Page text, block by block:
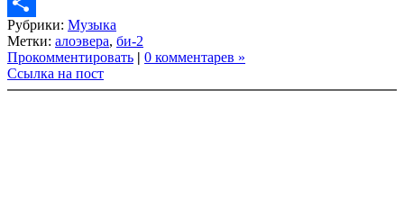
Link
Share
Рубрики: Музыка
Метки: алоэвера, би-2
Прокомментировать | 0 комментарев »
Ссылка на пост